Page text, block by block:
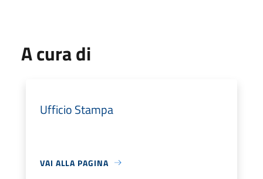
A cura di
Ufficio Stampa
VAI ALLA PAGINA